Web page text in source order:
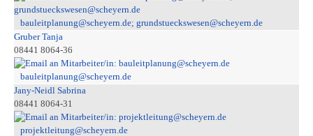
bauleitplanung@scheyern.de; grundstueckswesen@scheyern.de
Gruber Tanja
08441 8064-36
bauleitplanung@scheyern.de
Jany-Neidl Sabrina
08441 8064-31
projektleitung@scheyern.de